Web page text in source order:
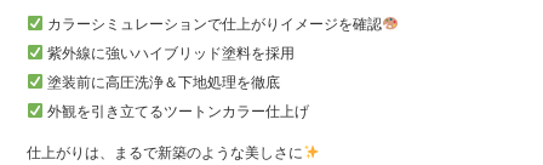
カラーシミュレーションで仕上がりイメージを確認
紫外線に強いハイブリッド塗料を採用
塗装前に高圧洗浄＆下地処理を徹底
外観を引き立てるツートンカラー仕上げ
仕上がりは、まるで新築のような美しさに